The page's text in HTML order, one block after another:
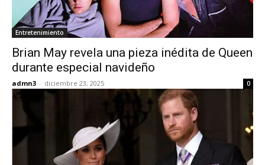
Entretenimiento
Brian May revela una pieza inédita de Queen
durante especial navideño
admn3 - diciembre 23, 2025 0